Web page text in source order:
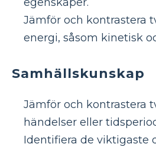
Jämför och kontrastera
energi, såsom kinetisk
Samhällskunskap
Jämför och kontrastera
händelser eller
Identifiera de viktigaste